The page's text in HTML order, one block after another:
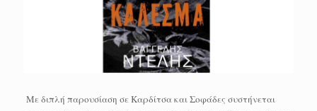
Με διπλή παρουσίαση σε Καρδίτσα και Σοφάδες συστήνεται